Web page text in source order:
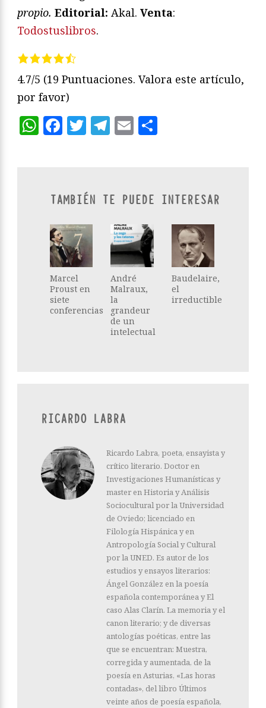
propio. Editorial: Akal. Venta:
Todostuslibros.
4.7/5 (19 Puntuaciones. Valora este artículo,
por favor)
WhatsApp
Facebook
Twitter
Telegram
Email
TAMBIÉN TE PUEDE INTERESAR
Marcel
Proust en
siete
conferencias
André
Malraux,
la
grandeur
de un
intelectual
Baudelaire,
el
irreductible
RICARDO LABRA
Ricardo Labra, poeta, ensayista y
crítico literario. Doctor en
Investigaciones Humanísticas y
master en Historia y Análisis
Sociocultural por la Universidad
de Oviedo; licenciado en
Filología Hispánica y en
Antropología Social y Cultural
por la UNED. Es autor de los
estudios y ensayos literarios:
Ángel González en la poesía
española contemporánea y El
caso Alas Clarín. La memoria y el
canon literario; y de diversas
antologías poéticas, entre las
que se encuentran: Muestra,
corregida y aumentada, de la
poesía en Asturias, «Las horas
contadas», del libro Últimos
veinte años de poesía española,